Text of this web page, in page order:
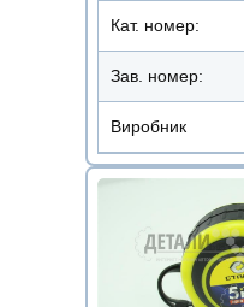
Кат. номер:
Зав. номер:
Виробник